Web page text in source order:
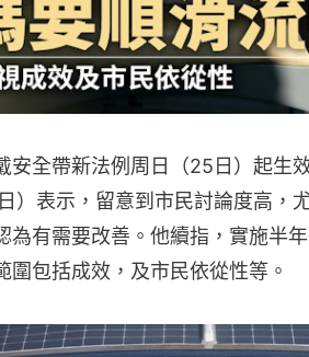
安全帶新法例周日（25日）起生
）表示，留意到市民討論度高，
為有需要改善。他續指，實施半
圍包括成效，及市民依從性等。